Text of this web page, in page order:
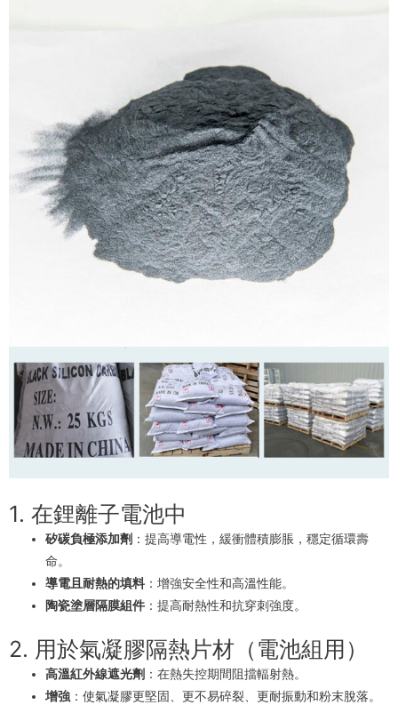
1. 在鋰離子電池中
矽碳負極添加劑 ：提高導電性，緩衝體積膨脹，穩定循環壽
命。
導電且耐熱的填料 ：增強安全性和高溫性能。
陶瓷塗層隔膜組件 ：提高耐熱性和抗穿刺強度。
2. 用於氣凝膠隔熱片材（電池組用）
高溫紅外線遮光劑 ：在熱失控期間阻擋輻射熱。
增強 ：使氣凝膠更堅固、更不易碎裂、更耐振動和粉末脫落。